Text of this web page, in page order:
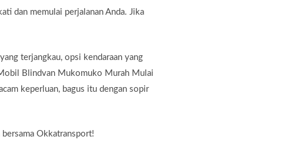
dan memulai perjalanan Anda. Jika
terjangkau, opsi kendaraan yang
Blindvan Mukomuko Murah Mulai
keperluan, bagus itu dengan sopir
bersama Okkatransport!